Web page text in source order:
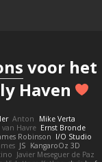
voor het
Haven
Anton
Mike Verta
van Havre Ernst Bronde
Robinson I/O Studio
JS KangaroOz 3D
Javier Meseguer de Paz